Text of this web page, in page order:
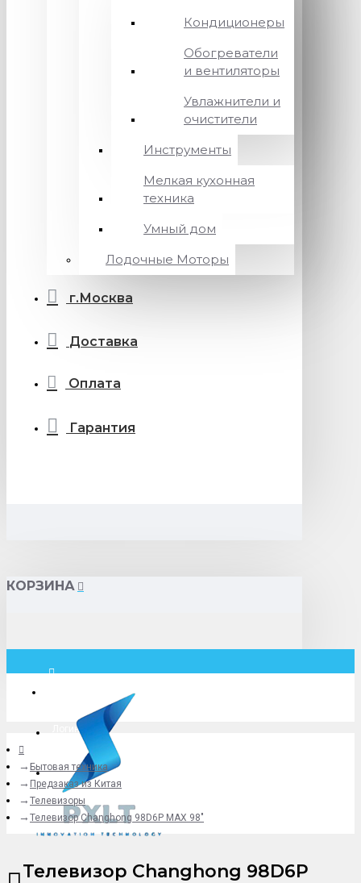
Кондиционеры
Обогреватели
и вентиляторы
Увлажнители и
очистители
Инструменты
Мелкая кухонная
техника
Умный дом
Лодочные Моторы
г.Москва
Доставка
Оплата
Гарантия
КОРЗИНА
Логин
+79775619766
Бытовая техника
Предзаказ из Китая
Телевизоры
Телевизор Changhong 98D6P MAX 98"
Телевизор Changhong 98D6P